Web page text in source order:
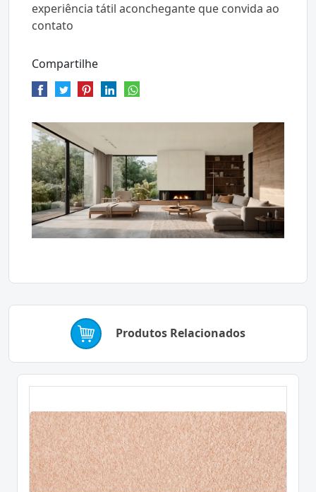
experiência tátil aconchegante que convida ao
contato
Compartilhe
Produtos Relacionados